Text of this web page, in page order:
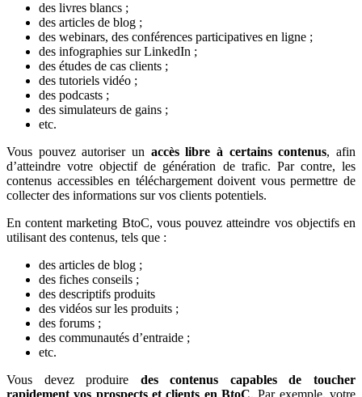
des livres blancs ;
des articles de blog ;
des webinars, des conférences participatives en ligne ;
des infographies sur LinkedIn ;
des études de cas clients ;
des tutoriels vidéo ;
des podcasts ;
des simulateurs de gains ;
etc.
Vous pouvez autoriser un accès libre à certains contenus, afin
d’atteindre votre objectif de génération de trafic. Par contre, les
contenus accessibles en téléchargement doivent vous permettre de
collecter des informations sur vos clients potentiels.
En content marketing BtoC, vous pouvez atteindre vos objectifs en
utilisant des contenus, tels que :
des articles de blog ;
des fiches conseils ;
des descriptifs produits
des vidéos sur les produits ;
des forums ;
des communautés d’entraide ;
etc.
Vous devez produire des contenus capables de toucher